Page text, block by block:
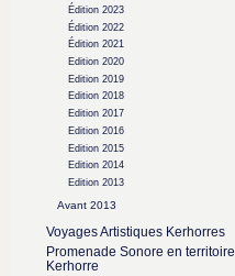
Édition 2023
Édition 2022
Édition 2021
Edition 2020
Edition 2019
Edition 2018
Edition 2017
Edition 2016
Edition 2015
Edition 2014
Edition 2013
Avant 2013
Voyages Artistiques Kerhorres
Promenade Sonore en territoire
Kerhorre